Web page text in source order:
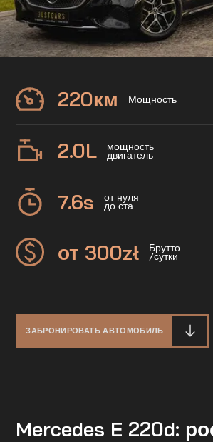
Mercedes
E220d 4-Matic
220км Мощность
2.0L мощность
двигатель
7.6s от нуля
до ста
от 300zł Брутто
/сутки
ЗАБРОНИРОВАТЬ АВТОМОБИЛЬ
Mercedes E 220d: